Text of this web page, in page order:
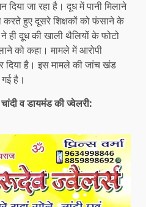
जा रहा है। दूध में पानी मिलाने
हुए दूसरे शिक्षकों को फंसाने के
ही दूध की खाली थैलियों के फोटो
को कहा। मामले में आरोपी
दिया है। इस मामले की जांच खंड
गई है।
व डायमंड की ज्वेलरी: